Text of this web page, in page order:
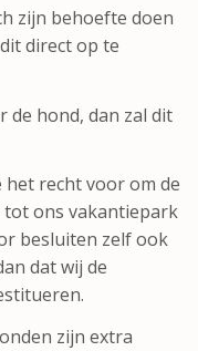
zijn behoefte doen
direct op te
de hond, dan zal dit
recht voor om de
ons vakantiepark
besluiten zelf ook
dat wij de
zijn extra